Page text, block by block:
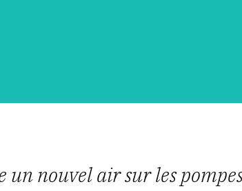
un nouvel air sur les